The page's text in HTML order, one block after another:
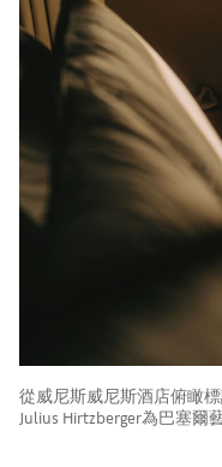
從威尼斯威尼斯酒店俯瞰
Julius Hirtzberger為巴塞爾